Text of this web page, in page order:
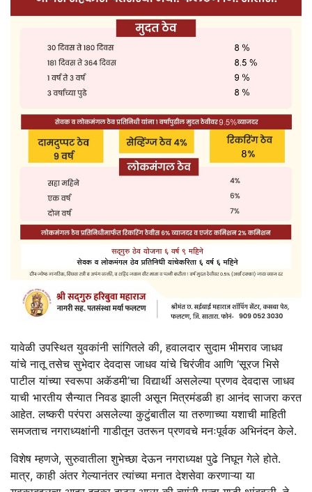
यावेळी उपस्थित युवकांनी सांगितले की, हवालदार सुदाम भीमराव जाधव
यांचे नातू तसेच सुभेदार देवदास जाधव यांचे चिरंजीव आणि ‘सूरज भिसे
पाटील यांच्या स्वरूपा अकॅडमी’चा विद्यार्थी असलेल्या प्रणव देवदास जाधव
याची भारतीय सैन्यात निवड झाली असून मित्रमंडळी हा आनंद साजरा करत
आहेत. लष्करी परंपरा असलेल्या कुटुंबातील या तरुणाच्या यशाची माहिती
समजताच नगराध्यक्षांनी गाडीतून उतरून प्रणवचे मनःपूर्वक अभिनंदन केले.
विशेष म्हणजे, सुरुवातीला शुभेच्छा देऊन नगराध्यक्ष पुढे निघून गेले होते.
मात्र, काही अंतर गेल्यानंतर त्यांच्या मनात देशसेवा करणाऱ्या या